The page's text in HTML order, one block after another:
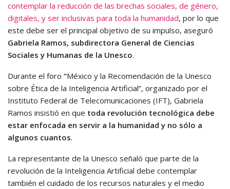
contemplar la reducción de las brechas sociales, de género,
digitales, y ser inclusivas para toda la humanidad, por lo que
este debe ser el principal objetivo de su impulso, aseguró
Gabriela Ramos, subdirectora General de Ciencias
Sociales y Humanas de la Unesco.
Durante el foro “México y la Recomendación de la Unesco
sobre Ética de la Inteligencia Artificial”, organizado por el
Instituto Federal de Telecomunicaciones (IFT), Gabriela
Ramos insistió en que toda revolución tecnológica debe
estar enfocada en servir a la humanidad y no sólo a
algunos cuantos.
La representante de la Unesco señaló que parte de la
revolución de la Inteligencia Artificial debe contemplar
también el cuidado de los recursos naturales y el medio